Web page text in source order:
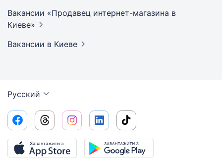
Вакансии «Продавец интернет-магазина в
Киеве»
Вакансии в Киеве
Русский